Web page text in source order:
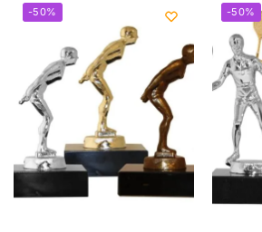
-50% -50%